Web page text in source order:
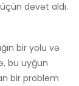
dəvət aldı.
bir yolu və
bu uyğun
bir problem